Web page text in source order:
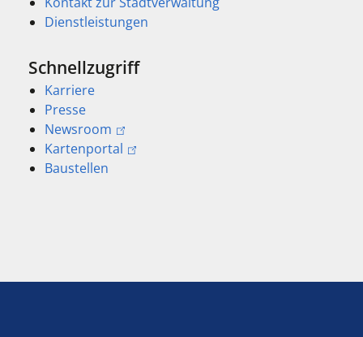
Dienstleistungen
Schnellzugriff
Karriere
Presse
Newsroom
Kartenportal
Baustellen